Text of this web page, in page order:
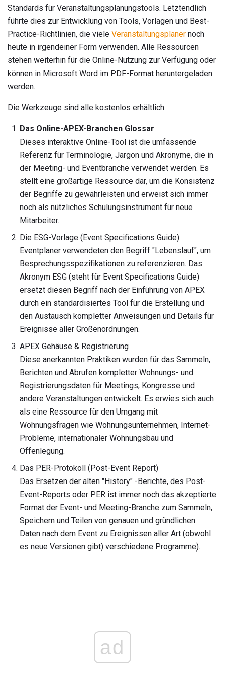
Standards für Veranstaltungsplanungstools. Letztendlich
führte dies zur Entwicklung von Tools, Vorlagen und Best-
Practice-Richtlinien, die viele Veranstaltungsplaner noch
heute in irgendeiner Form verwenden. Alle Ressourcen
stehen weiterhin für die Online-Nutzung zur Verfügung oder
können in Microsoft Word im PDF-Format heruntergeladen
werden.
Die Werkzeuge sind alle kostenlos erhältlich.
Das Online-APEX-Branchen Glossar
Dieses interaktive Online-Tool ist die umfassende
Referenz für Terminologie, Jargon und Akronyme, die in
der Meeting- und Eventbranche verwendet werden. Es
stellt eine großartige Ressource dar, um die Konsistenz
der Begriffe zu gewährleisten und erweist sich immer
noch als nützliches Schulungsinstrument für neue
Mitarbeiter.
Die ESG-Vorlage (Event Specifications Guide)
Eventplaner verwendeten den Begriff "Lebenslauf", um
Besprechungsspezifikationen zu referenzieren. Das
Akronym ESG (steht für Event Specifications Guide)
ersetzt diesen Begriff nach der Einführung von APEX
durch ein standardisiertes Tool für die Erstellung und
den Austausch kompletter Anweisungen und Details für
Ereignisse aller Größenordnungen.
APEX Gehäuse & Registrierung
Diese anerkannten Praktiken wurden für das Sammeln,
Berichten und Abrufen kompletter Wohnungs- und
Registrierungsdaten für Meetings, Kongresse und
andere Veranstaltungen entwickelt. Es erwies sich auch
als eine Ressource für den Umgang mit
Wohnungsfragen wie Wohnungsunternehmen, Internet-
Probleme, internationaler Wohnungsbau und
Offenlegung.
Das PER-Protokoll (Post-Event Report)
Das Ersetzen der alten "History" -Berichte, des Post-
Event-Reports oder PER ist immer noch das akzeptierte
Format der Event- und Meeting-Branche zum Sammeln,
Speichern und Teilen von genauen und gründlichen
Daten nach dem Event zu Ereignissen aller Art (obwohl
es neue Versionen gibt) verschiedene Programme).
ad